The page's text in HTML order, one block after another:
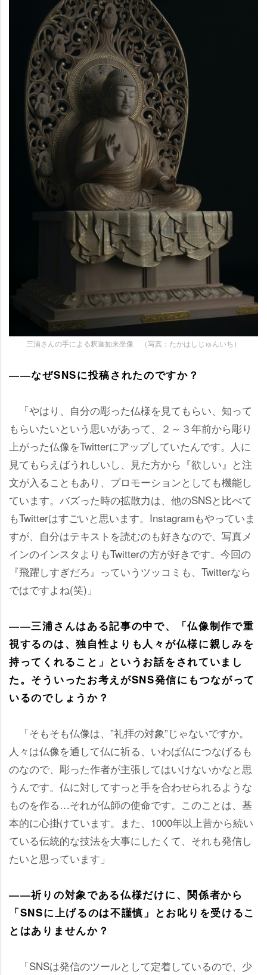
三浦さんの手による釈迦如来坐像 （写真：たかはしじゅんいち）
――なぜSNSに投稿されたのですか？
「やはり、自分の彫った仏様を見てもらい、知って
もらいたいという思いがあって、２～３年前から彫り
上がった仏像をTwitterにアップしていたんです。人に
見てもらえばうれしいし、見た方から『欲しい』と注
文が入ることもあり、プロモーションとしても機能し
ています。バズった時の拡散力は、他のSNSと比べて
もTwitterはすごいと思います。Instagramもやっていま
すが、自分はテキストを読むのも好きなので、写真メ
インのインスタよりもTwitterの方が好きです。今回の
『飛躍しすぎだろ』っていうツッコミも、Twitterなら
ではですよね(笑)」
――三浦さんはある記事の中で、「仏像制作で重
視するのは、独自性よりも人々が仏様に親しみを
持ってくれること」というお話をされていまし
た。そういったお考えがSNS発信にもつながって
いるのでしょうか？
「そもそも仏像は、”礼拝の対象”じゃないですか。
人々は仏像を通して仏に祈る、いわば仏につなげるも
のなので、彫った作者が主張してはいけないかなと思
うんです。仏に対してすっと手を合わせられるような
ものを作る…それが仏師の使命です。このことは、基
本的に心掛けています。また、1000年以上昔から続い
ている伝統的な技法を大事にしたくて、それも発信し
たいと思っています」
――祈りの対象である仏様だけに、関係者から
「SNSに上げるのは不謹慎」とお叱りを受けるこ
とはありませんか？
「SNSは発信のツールとして定着しているので、少